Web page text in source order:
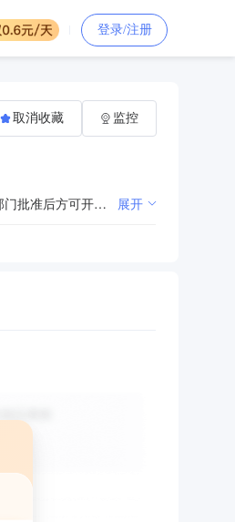
登录/注册
电工器材、金属、非金属材料，电力设备元器件、变压器、箱式变电站、高低压成套设备销售、租赁。（依法须经批准的项目，经相关部门批准后方可开展经营活动） 展开
取消收藏 监控